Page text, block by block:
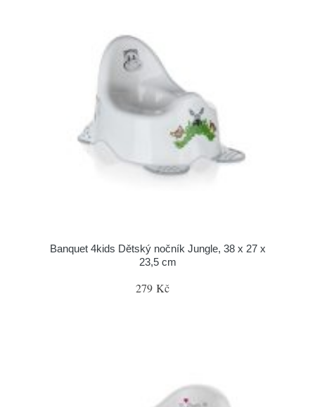
Banquet 4kids Dětský nočník Jungle, 38 x 27 x
23,5 cm
279 Kč